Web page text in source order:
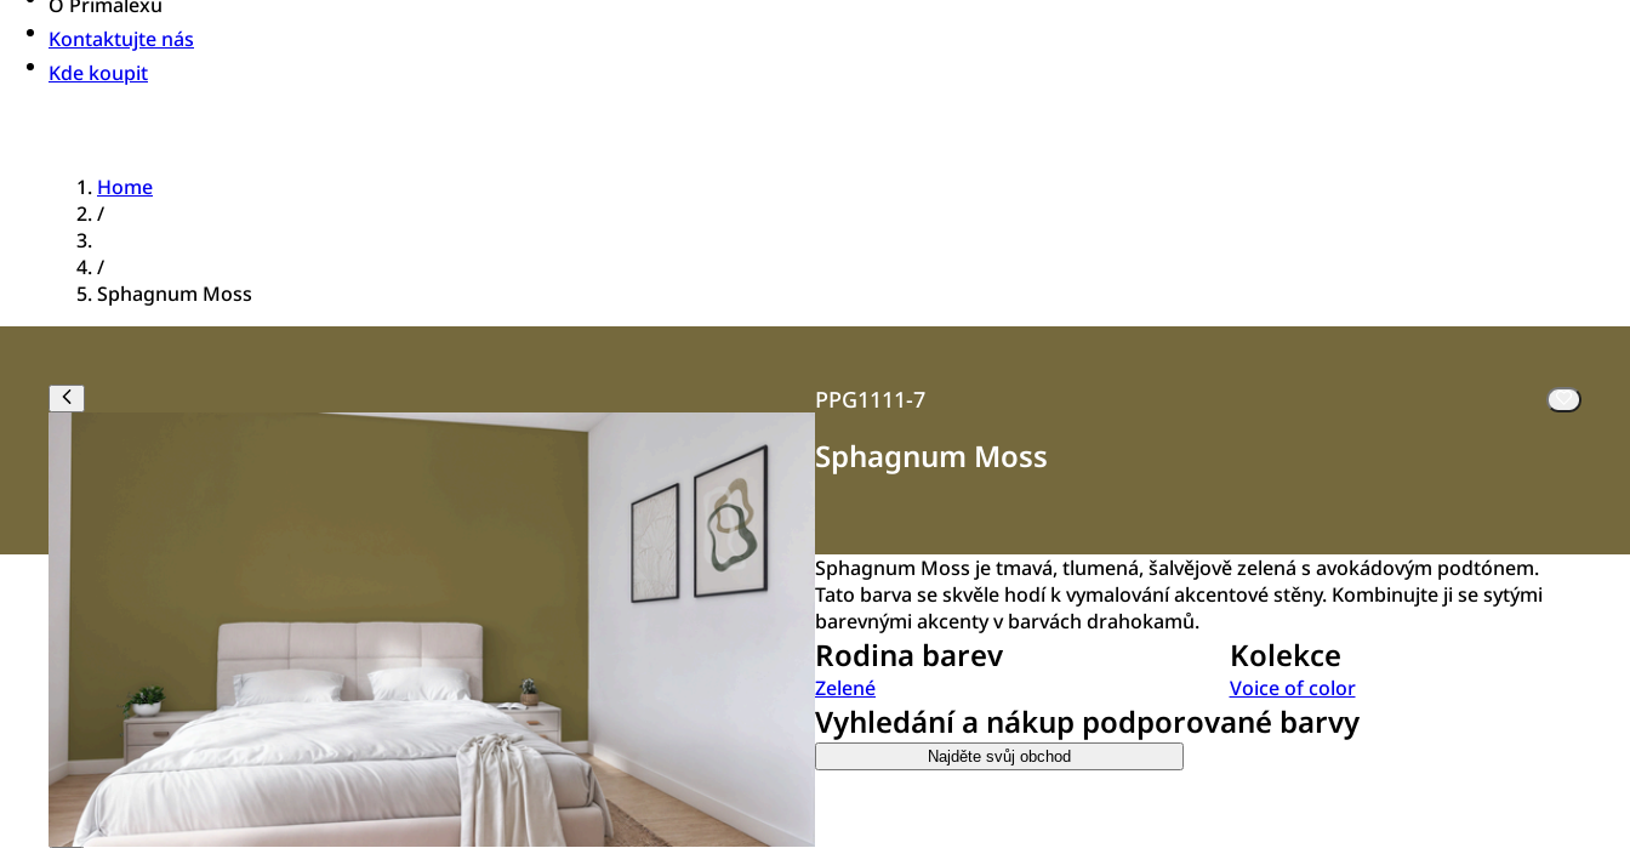
Kontaktujte nás
Kde koupit
Home
/
/
Sphagnum Moss
PPG1111-7
Sphagnum Moss
Sphagnum Moss je tmavá, tlumená, šalvějově zelená s avokádovým podtónem.
Tato barva se skvěle hodí k vymalování akcentové stěny. Kombinujte ji se sytými
barevnými akcenty v barvách drahokamů.
Rodina barev
Zelené
Kolekce
Voice of color
Vyhledání a nákup podporované barvy
Najděte svůj obchod